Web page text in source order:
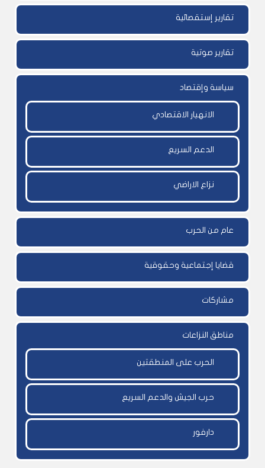
تقارير إستقصائية
تقارير صوتية
سياسة وإقتصاد
الانهيار الاقتصادي
الدعم السريع
نزاع الاراضي
عام من الحرب
قضايا إجتماعية وحقوقية
مشاركات
مناطق النزاعات
الحرب على المنطقتين
حرب الجيش والدعم السريع
دارفور